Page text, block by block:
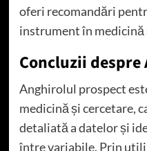
oferi recomandări
instrument în medicină
Concluzii
Anghirolul prospect
medicină și cercetare,
detaliată a datelor și
între variabile. Prin